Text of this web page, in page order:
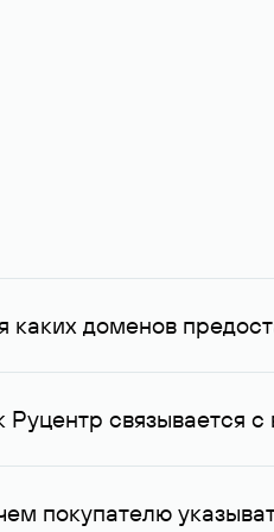
каких доменов
доступна для доменов,
Руцентр связывается
с владельцем домена
покупателю